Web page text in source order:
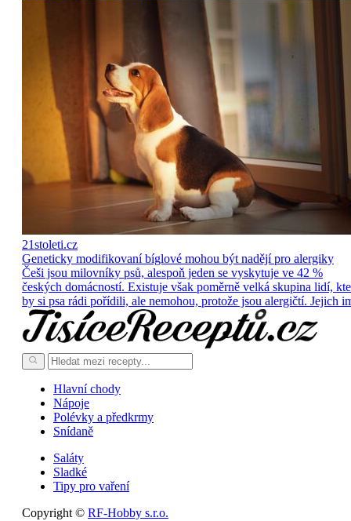
21stoleti.cz
Geneticky modifikovaní bíglové mohou být nadějí pro alergiky
Češi jsou milovníky psů, alespoň jeden se vyskytuje ve 42 %
českých domácností. Existuje však poměrně velká skupina lidí,
by si psa rádi pořídili, ale nemohou, protože jsou alergičtí. Jejich
Hlavní chody
Nápoje
Polévky a předkrmy
Snídaně
Saláty
Sladké
Tipy pro vaření
Copyright © RF-Hobby s.r.o.